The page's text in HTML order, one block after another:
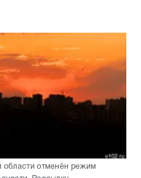
области отменён режим